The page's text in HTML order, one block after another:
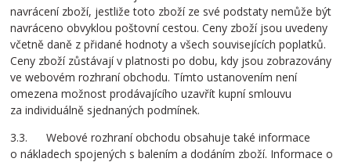
navrácení zboží, jestliže toto zboží ze své podstaty nemůže být
navráceno obvyklou poštovní cestou. Ceny zboží jsou uvedeny
včetně daně z přidané hodnoty a všech souvisejících poplatků.
Ceny zboží zůstávají v platnosti po dobu, kdy jsou zobrazovány
ve webovém rozhraní obchodu. Tímto ustanovením není
omezena možnost prodávajícího uzavřít kupní smlouvu
za individuálně sjednaných podmínek.
3.3. Webové rozhraní obchodu obsahuje také informace
o nákladech spojených s balením a dodáním zboží. Informace o